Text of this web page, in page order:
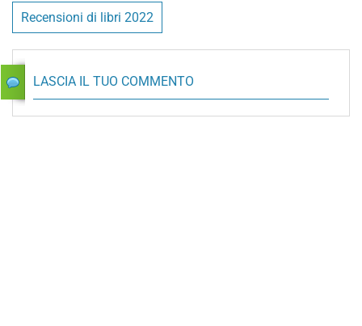
Recensioni di libri 2022
LASCIA IL TUO COMMENTO